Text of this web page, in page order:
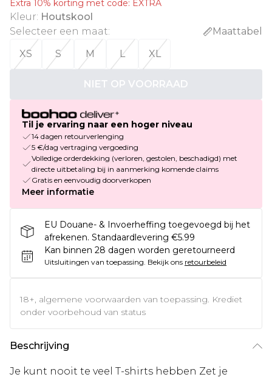
Extra 10% korting met code: EXTRA
Kleur: Houtskool
Selecteer een maat:
Maattabel
XS
S M L XL
NIET OP VOORRAAD
Til je ervaring naar een hoger niveau
14 dagen retourverlenging
5 €/dag vertraging vergoeding
Volledige orderdekking (verloren, gestolen, beschadigd) met
directe uitbetaling bij in aanmerking komende claims
Gratis en eenvoudig doorverkopen
Meer informatie
EU Douane- & Invoerheffing toegevoegd bij het
afrekenen. Standaardlevering €5.99
Kan binnen 28 dagen worden geretourneerd
Uitsluitingen van toepassing. Bekijk ons retourbeleid
18+, algemene voorwaarden van toepassing. Krediet
onder voorbehoud van status
Beschrijving
Je kunt nooit te veel T-shirts hebben Zet je